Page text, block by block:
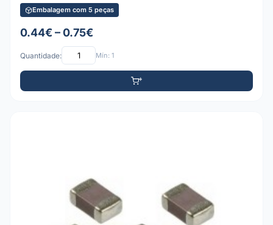
Embalagem com 5 peças
0.44€ – 0.75€
Quantidade: Mín: 1